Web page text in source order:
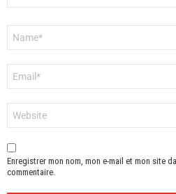
mail
*
web
Enregistrer mon nom, mon e-mail et mon site
commentaire.